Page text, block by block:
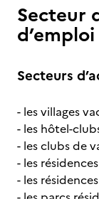
Secteur
d’emploi
Secteurs
- les villages
- les hôtel-
- les clubs de
- les
- les